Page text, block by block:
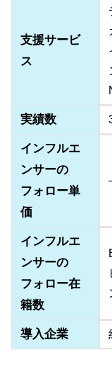
支援サービ
ス
実績数
インフルエ
ンサーの
フォロー単
価
インフルエ
ンサーの
フォロー在
籍数
導入企業